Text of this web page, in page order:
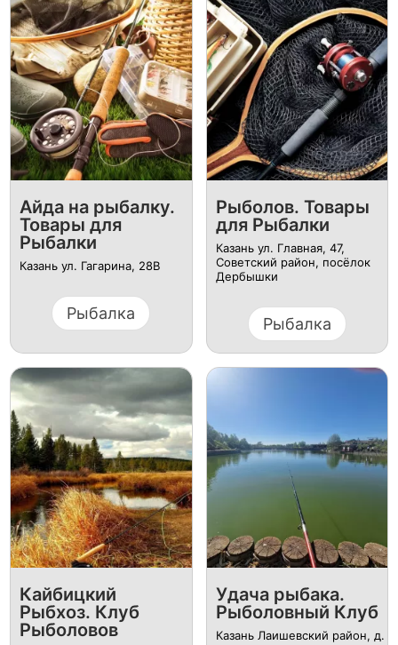
Айда на рыбалку.
Товары для
Рыбалки
Казань ул. Гагарина, 28В
Рыбалка
Рыболов. Товары
для Рыбалки
Казань ул. Главная, 47,
Советский район, посёлок
Дербышки
Рыбалка
Кайбицкий
Рыбхоз. Клуб
Рыболовов
Удача рыбака.
Рыболовный Клуб
Казань Лаишевский район, д.